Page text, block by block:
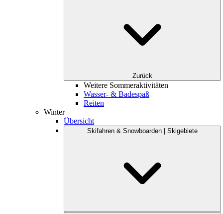
Zurück
Weitere Sommeraktivitäten
Wasser- & Badespaß
Reiten
Winter
Übersicht
Skifahren & Snowboarden | Skigebiete